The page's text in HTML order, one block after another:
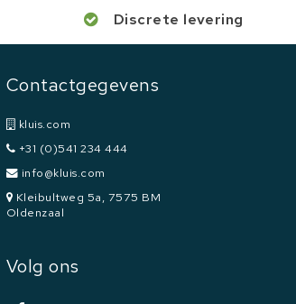
Discrete levering
Contactgegevens
kluis.com
+31 (0)541 234 444
info@kluis.com
Kleibultweg 5a, 7575 BM
Oldenzaal
Volg ons